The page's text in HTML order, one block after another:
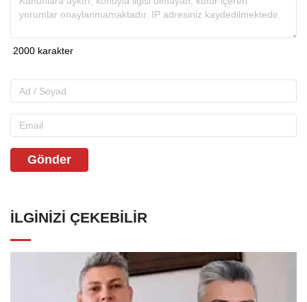
Gönder
İLGINIZI ÇEKEBILIR